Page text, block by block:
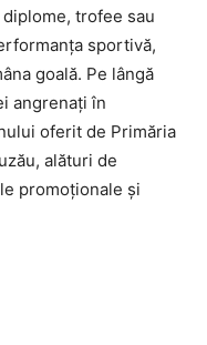
trofee sau
sportivă,
goală. Pe lângă
angrenați în
oferit de Primăria
alături de
promoționale și